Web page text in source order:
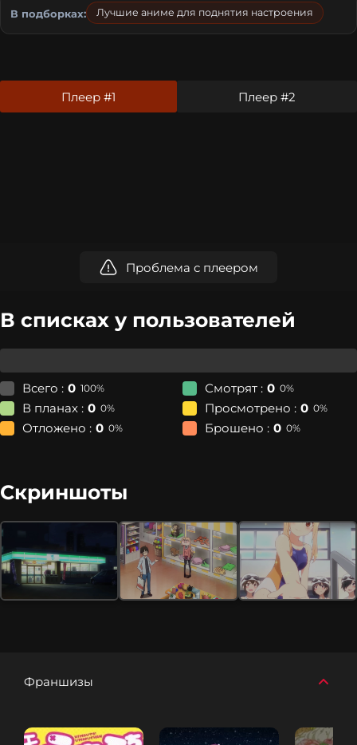
В подборках: Лучшие аниме для поднятия настроения
Плеер #1 Плеер #2
Проблема с плеером
В списках у пользователей
Всего : 0 100% Смотрят : 0 0%
В планах : 0 0% Просмотрено : 0 0%
Отложено : 0 0% Брошено : 0 0%
Скриншоты
Франшизы